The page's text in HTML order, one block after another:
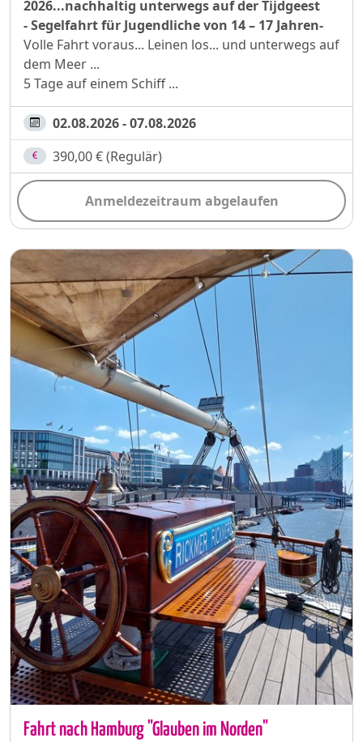
2026...nachhaltig unterwegs auf der Tijdgeest
- Segelfahrt für Jugendliche von 14 – 17 Jahren-
Volle Fahrt voraus... Leinen los... und unterwegs auf
dem Meer ...
5 Tage auf einem Schiff ...
02.08.2026 - 07.08.2026
390,00 € (Regulär)
Anmeldezeitraum abgelaufen
Fahrt nach Hamburg "Glauben im Norden"